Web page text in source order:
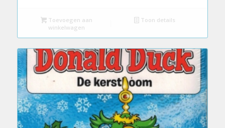
Toevoegen aan
winkelwagen
Toon details